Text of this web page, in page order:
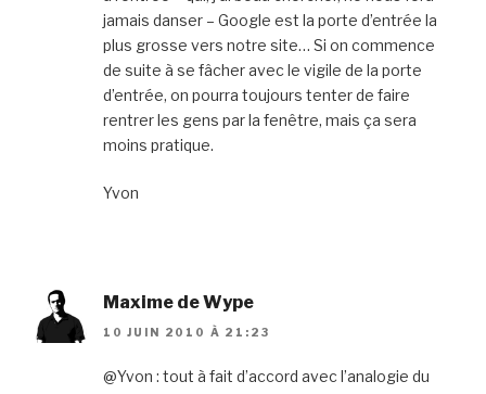
jamais danser – Google est la porte d’entrée la
plus grosse vers notre site… Si on commence
de suite à se fâcher avec le vigile de la porte
d’entrée, on pourra toujours tenter de faire
rentrer les gens par la fenêtre, mais ça sera
moins pratique.
Yvon
Maxime de Wype
10 JUIN 2010 À 21:23
@Yvon : tout à fait d’accord avec l’analogie du